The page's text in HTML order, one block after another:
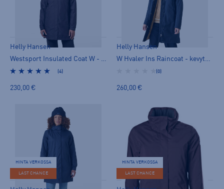
Helly Hansen
Westsport Insulated Coat W - kevytvanutakki
(4)
230,00 €
Helly Hansen
W Hvaler Ins Raincoat - kevytvanutakki
(0)
260,00 €
HINTA VERKOSSA
LAST CHANCE
HINTA VERKOSSA
LAST CHANCE